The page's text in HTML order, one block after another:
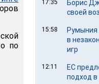
по
17:35
Борис
своей
15:58
Румыния
в
игр
12:11
ЕС
подход